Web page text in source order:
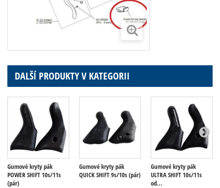
DALŠÍ PRODUKTY V KATEGORII
Gumové kryty pák
POWER SHIFT 10s/11s
(pár)
Gumové kryty pák
QUICK SHIFT 9s/10s (pár)
Gumové kryty pák
ULTRA SHIFT 10s/11s
od...